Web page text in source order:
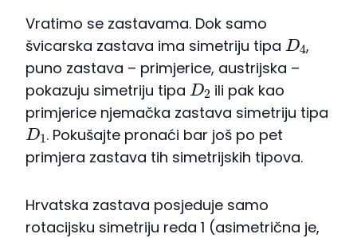
Vratimo se zastavama. Dok samo
švicarska zastava ima simetriju tipa
D
,
puno zastava – primjerice, austrijska –
pokazuju simetriju tipa
D2
ili pak kao
primjerice njemačka zastava simetriju tipa
D1
. Pokušajte pronaći bar još po pet
primjera zastava tih simetrijskih tipova.
Hrvatska zastava posjeduje samo
rotacijsku simetriju reda 1 (asimetrična je,